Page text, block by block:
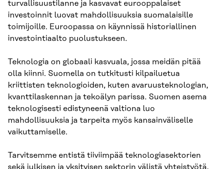
turvallisuustilanne ja kasvavat eurooppalaiset
investoinnit luovat mahdollisuuksia suomalaisille
toimijoille. Euroopassa on käynnissä historiallinen
investointiaalto puolustukseen.
Teknologia on globaali kasvuala, jossa meidän pitää
olla kiinni. Suomella on tutkitusti kilpailuetua
kriittisten teknologioiden, kuten avaruusteknologian,
kvanttilaskennan ja tekoälyn parissa. Suomen asema
teknologisesti edistyneenä valtiona luo
mahdollisuuksia ja tarpeita myös kansainväliselle
vaikuttamiselle.
Tarvitsemme entistä tiiviimpää teknologiasektorien
sekä julkisen ja yksityisen sektorin välistä yhteistyötä,